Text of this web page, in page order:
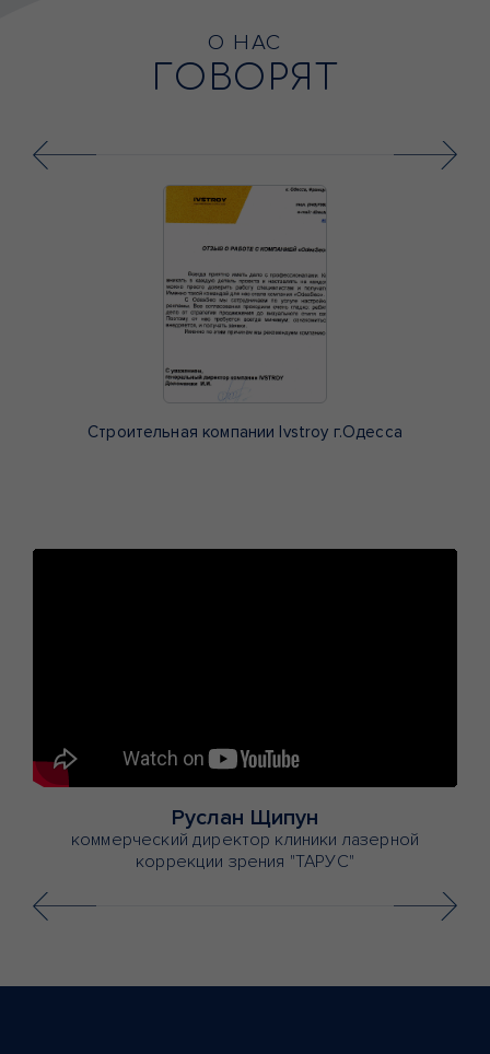
О НАС
ГОВОРЯТ
Строительная компании Ivstroy г.Одесса
Руслан Щипун
коммерческий директор клиники лазерной
коррекции зрения "ТАРУС"